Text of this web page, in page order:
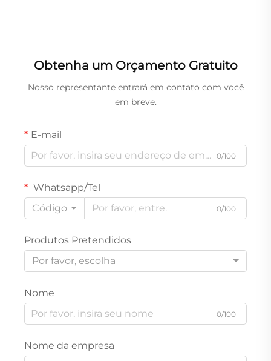
Obtenha um Orçamento Gratuito
Nosso representante entrará em contato com você
em breve.
E-mail
0/100
Whatsapp/Tel
Código
0/100
Produtos Pretendidos
Por favor, escolha
Nome
0/100
Nome da empresa